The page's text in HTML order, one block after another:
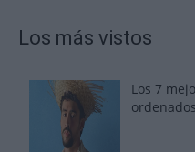
Los más vistos
Los 7